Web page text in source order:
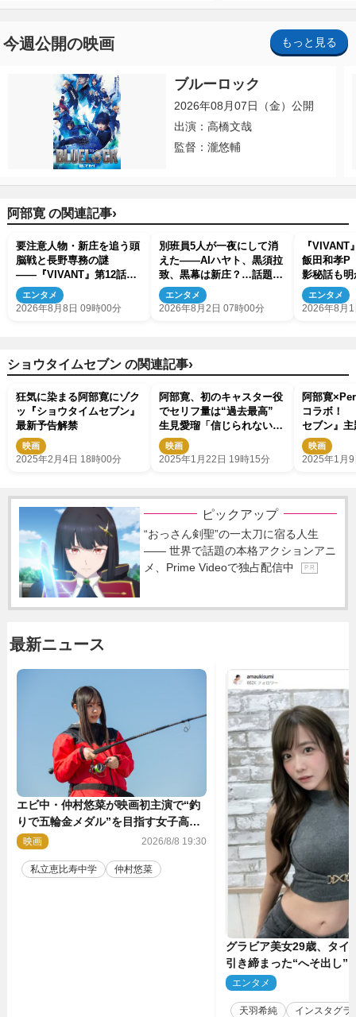
今週公開の映画 もっと見る
ブルーロック
2026年08月07日（金）公開
出演：高橋文哉
監督：瀧悠輔
阿部寛 の関連記事›
要注意人物・新庄を追う頭
脳戦と長野専務の謎
――『VIVANT』第12話を
振り返る！
エンタメ
2026年8月8日 09時00分
別班員5人が一夜にして消
えた――AIハヤト、黒須拉
致、黒幕は新庄？…話題
続々『VIVANT』第11話を
おさらい！
エンタメ
2026年8月2日 07時00分
『VIVANT
飯田和孝
影秘話も
ん、阿部
優の凄さ
エンタメ
2026年8月
ショウタイムセブン の関連記事›
狂気に染まる阿部寛にゾク
ッ『ショウタイムセブン』
最新予告解禁
映画
2025年2月4日 18時00分
阿部寛、初のキャスター役
でセリフ量は“過去最高”
生見愛瑠「信じられないぐ
らいのセリフ量を一発でこ
なされていた」
映画
2025年1月22日 19時15分
阿部寛
コラボ！
セブン』
映像解禁
映画
2025年1月
ピックアップ
“おっさん剣聖”の一太刀に宿る人生
―― 世界で話題の本格アクションアニ
メ、Prime Videoで独占配信中
P R
最新ニュース
エビ中・仲村悠菜が映画初主演で“釣
りで五輪金メダル”を目指す女子高生
に！ 映画『つりこまち』今秋公開
映画 2026/8/8 19:30
私立恵比寿中学 仲村悠菜
グラビア美女29歳、タイ
引き締まった“へそ出し”
「可愛い過ぎる」
エンタメ
天羽希純 インスタグラ